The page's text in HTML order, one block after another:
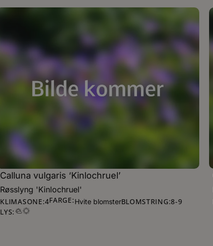
Calluna vulgaris ‘Kinlochruel’
Røsslyng 'Kinlochruel'
KLIMASONE:4FARGE:Hvite blomsterBLOMSTRING:8-9
LYS: